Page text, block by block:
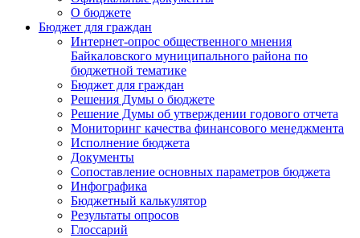
О бюджете
Бюджет для граждан
Интернет-опрос общественного мнения
Байкаловского муниципального района по
бюджетной тематике
Бюджет для граждан
Решения Думы о бюджете
Решение Думы об утверждении годового отчета
Мониторинг качества финансового менеджмента
Исполнение бюджета
Документы
Сопоставление основных параметров бюджета
Инфографика
Бюджетный калькулятор
Результаты опросов
Глоссарий